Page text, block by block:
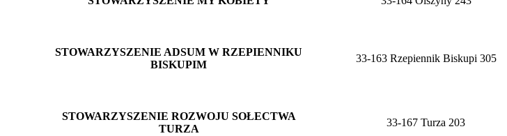
STOWARZYSZENIE ADSUM W RZEPIENNIKU
BISKUPIM
33-163 Rzepiennik Biskupi 305
STOWARZYSZENIE ROZWOJU SOŁECTWA
TURZA
33-167 Turza 203